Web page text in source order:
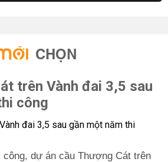
CHỌN
trên Vành đai 3,5 sau
công
công, dự án cầu Thượng Cát trên